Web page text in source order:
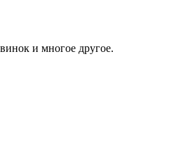
и многое другое.